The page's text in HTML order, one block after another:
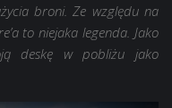
broni. Ze względu na
to niejaka legenda. Jako
deskę w pobliżu jako